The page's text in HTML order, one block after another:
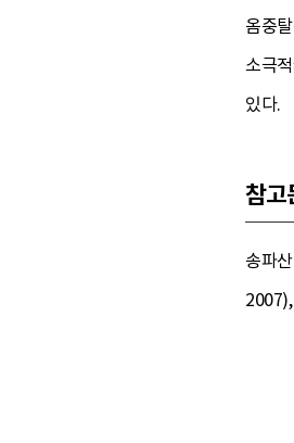
옴중
소극
있다.
참고
송파